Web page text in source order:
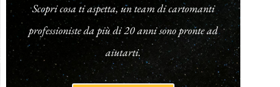
Scopri cosa ti aspetta, un team di cartomanti
professioniste da più di 20 anni sono pronte ad
aiutarti.